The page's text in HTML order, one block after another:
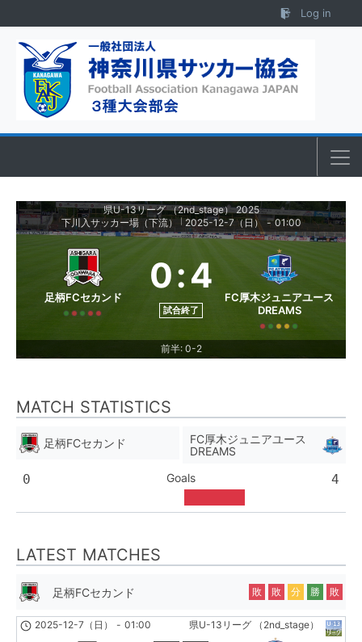
Log in
県U-13リーグ （2nd_stage） 2025
下川入サッカー場（下流）
2025-12-7（日） - 01:00
足柄FCセカンド
0:4
試合終了
FC厚木ジュニアユース
DREAMS
前半: 0-2
MATCH STATISTICS
足柄FCセカンド
FC厚木ジュニアユース
DREAMS
0 Goals 4
LATEST MATCHES
足柄FCセカンド 敗 敗 分 勝 敗
県U-13リーグ （2nd_stage）
2025-12-7（日） - 01:00